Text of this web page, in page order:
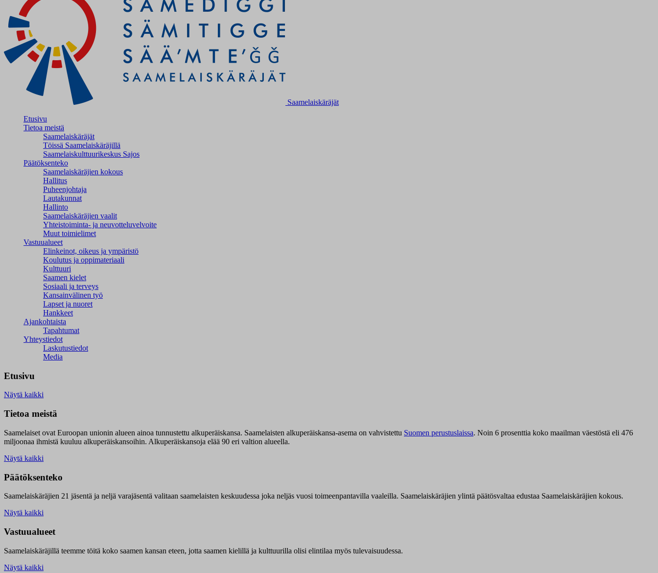
Saamelaiskäräjät
Etusivu
Tietoa meistä
Saamelaiskäräjät
Töissä Saamelaiskäräjillä
Saamelaiskulttuuri­keskus Sajos
Päätöksenteko
Saamelaiskäräjien kokous
Hallitus
Puheenjohtaja
Lautakunnat
Hallinto
Saamelaiskäräjien vaalit
Yhteistoiminta- ja neuvotteluvelvoite
Muut toimielimet
Vastuualueet
Elinkeinot, oikeus ja ympäristö
Koulutus ja oppimateriaali
Kulttuuri
Saamen kielet
Sosiaali ja terveys
Kansainvälinen työ
Lapset ja nuoret
Hankkeet
Ajankohtaista
Tapahtumat
Yhteystiedot
Laskutustiedot
Media
Etusivu
Näytä kaikki
Tietoa meistä
Saamelaiset ovat Euroopan unionin alueen ainoa tunnustettu alkuperäiskansa. Saamelaisten alkuperäiskansa-asema on vahvistettu Suomen perustuslaissa. Noin 6 prosenttia koko maailman väestöstä eli 476
miljoonaa ihmistä kuuluu alkuperäiskansoihin. Alkuperäiskansoja elää 90 eri valtion alueella.
Näytä kaikki
Päätöksenteko
Saamelaiskäräjien 21 jäsentä ja neljä varajäsentä valitaan saamelaisten keskuudessa joka neljäs vuosi toimeenpantavilla vaaleilla. Saamelaiskäräjien ylintä päätösvaltaa edustaa Saamelaiskäräjien kokous.
Näytä kaikki
Vastuualueet
Saamelaiskäräjillä teemme töitä koko saamen kansan eteen, jotta saamen kielillä ja kulttuurilla olisi elintilaa myös tulevaisuudessa.
Näytä kaikki